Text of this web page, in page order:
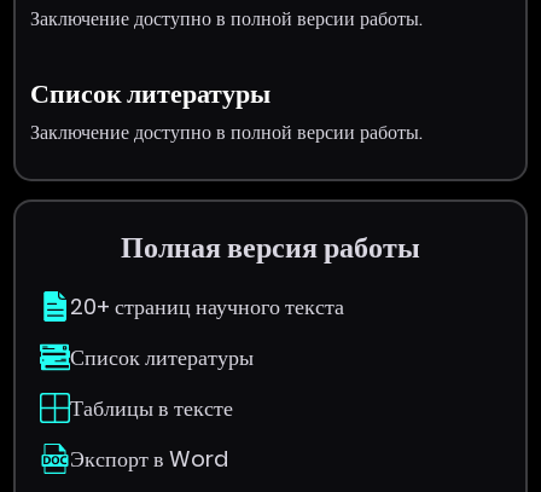
Заключение доступно в полной версии работы.
Список литературы
Заключение доступно в полной версии работы.
Полная версия работы
20+ страниц научного текста
Список литературы
Таблицы в тексте
Экспорт в Word